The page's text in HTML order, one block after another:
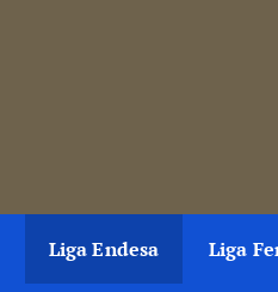
Liga Endesa Liga